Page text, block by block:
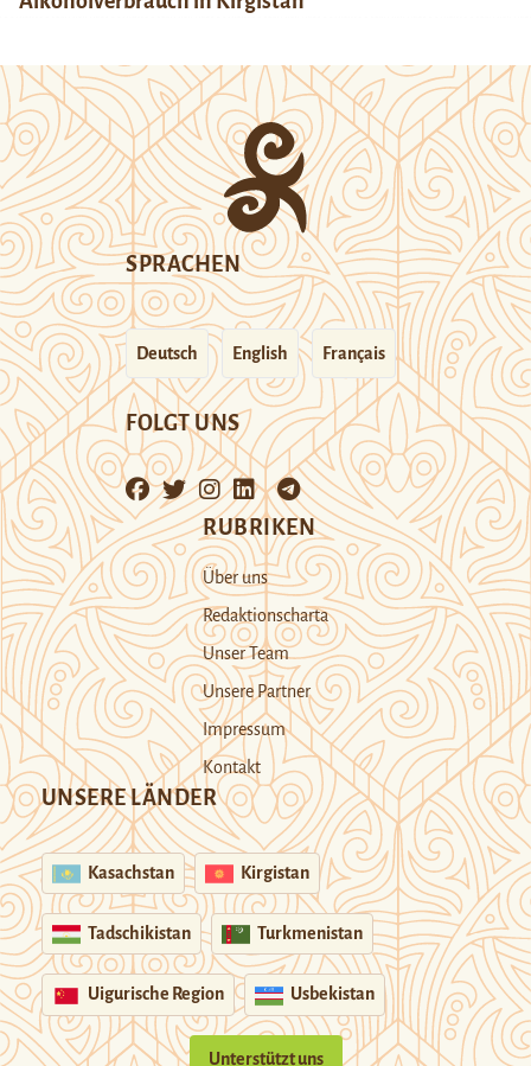
SPRACHEN
Deutsch English Français
FOLGT UNS
RUBRIKEN
Über uns
Redaktionscharta
Unser Team
Unsere Partner
Impressum
Kontakt
UNSERE LÄNDER
Kasachstan Kirgistan
Tadschikistan Turkmenistan
Uigurische Region Usbekistan
Unterstützt uns